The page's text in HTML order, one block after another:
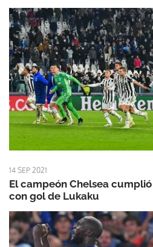
14 SEP 2021
El campeón Chelsea
con gol de Lukaku